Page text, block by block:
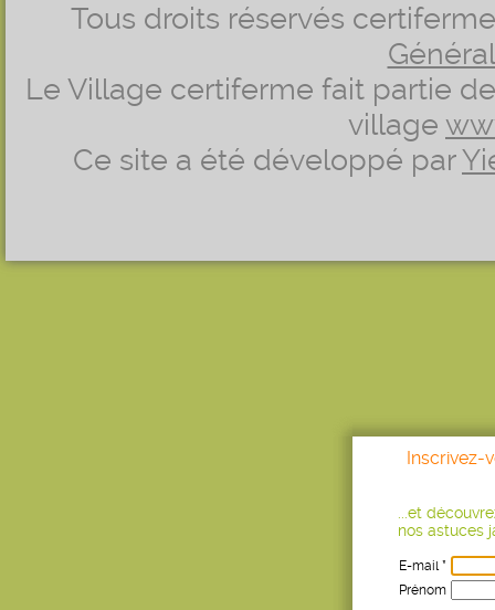
Tous droits réservés
Le Village certiferme fait partie
village
Ce site a été développé par
Inscrivez-
...et
nos astuces
E-mail *
Prénom